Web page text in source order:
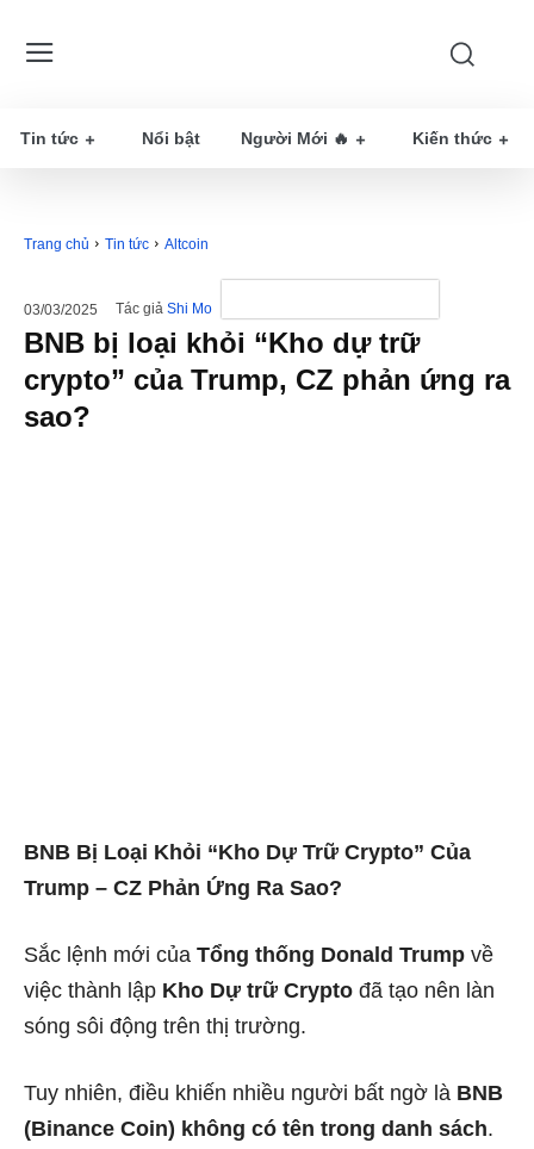
Tin tức Nổi bật Người Mới 🔥 Kiến thức
Trang chủ Tin tức Altcoin
03/03/2025 Tác giả Shi Mo
BNB bị loại khỏi “Kho dự trữ
crypto” của Trump, CZ phản ứng ra
sao?
BNB Bị Loại Khỏi “Kho Dự Trữ Crypto” Của
Trump – CZ Phản Ứng Ra Sao?
Sắc lệnh mới của Tổng thống Donald Trump về
việc thành lập Kho Dự trữ Crypto đã tạo nên làn
sóng sôi động trên thị trường.
Tuy nhiên, điều khiến nhiều người bất ngờ là BNB
(Binance Coin) không có tên trong danh sách.